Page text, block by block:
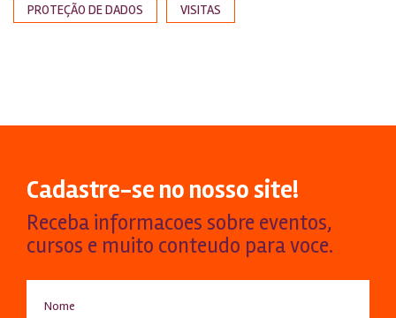
PROTEÇÃO DE DADOS VISITAS
Cadastre-se no nosso site!
Receba informacoes sobre eventos,
cursos e muito conteudo para voce.